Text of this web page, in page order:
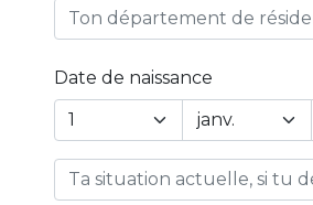
Ton département de
Date de naissance
Year
Day